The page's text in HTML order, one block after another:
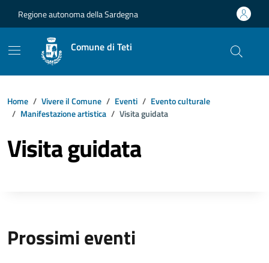
Regione autonoma della Sardegna
Comune di Teti
Home Vivere il Comune Eventi
Evento culturale
Manifestazione artistica
Visita guidata
Visita guidata
Prossimi eventi